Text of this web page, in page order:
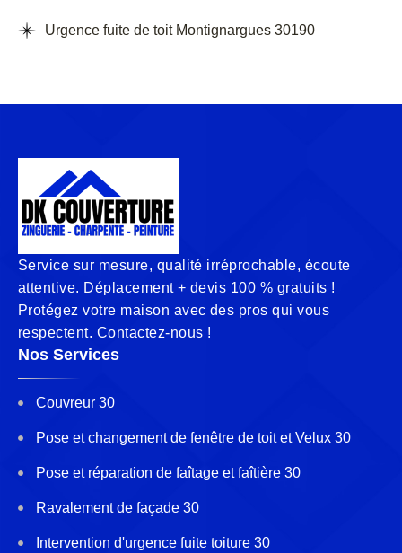
Urgence fuite de toit Montignargues 30190
Service sur mesure, qualité irréprochable, écoute
attentive. Déplacement + devis 100 % gratuits !
Protégez votre maison avec des pros qui vous
respectent. Contactez-nous !
Nos Services
Couvreur 30
Pose et changement de fenêtre de toit et Velux 30
Pose et réparation de faîtage et faîtière 30
Ravalement de façade 30
Intervention d'urgence fuite toiture 30